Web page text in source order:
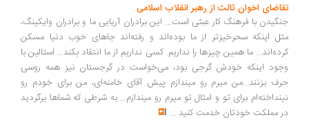
اخوان ثالث از رهبر انقلاب اسلامی
با فرهنگ کار عبثی است... این برادران آریایی ما و برادران وایکینگ،
اینکه سحرخیزتر از ما بوده‌اند و رفته‌اند جاهای خوب دنیا مسکن
ما همین چیزها را نداریم. کسی نداریم از ما انتقاد بکند... استالین با
اینکه خودش گرجی بود، می‌خواست در گرجستان نیز همه روسی
بزنند...من میرم رو میندازم پیش آقای خامنه‌ای، من برای خودم رو
برای تو و امثال تو میرم رو میندازم... به شرطی که شماها برگردید
مملکت خودتان خدمت کنید...